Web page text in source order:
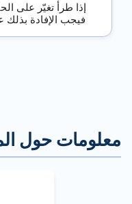
إذا طرأ تغيّر على الحالة
فيجب الإفادة بذلك على